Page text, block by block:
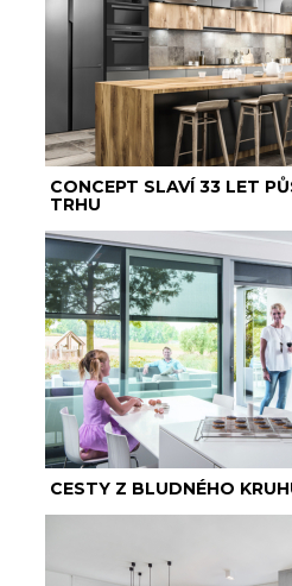
CONCEPT SLAVÍ 33 LET
TRHU
CESTY Z BLUDNÉHO